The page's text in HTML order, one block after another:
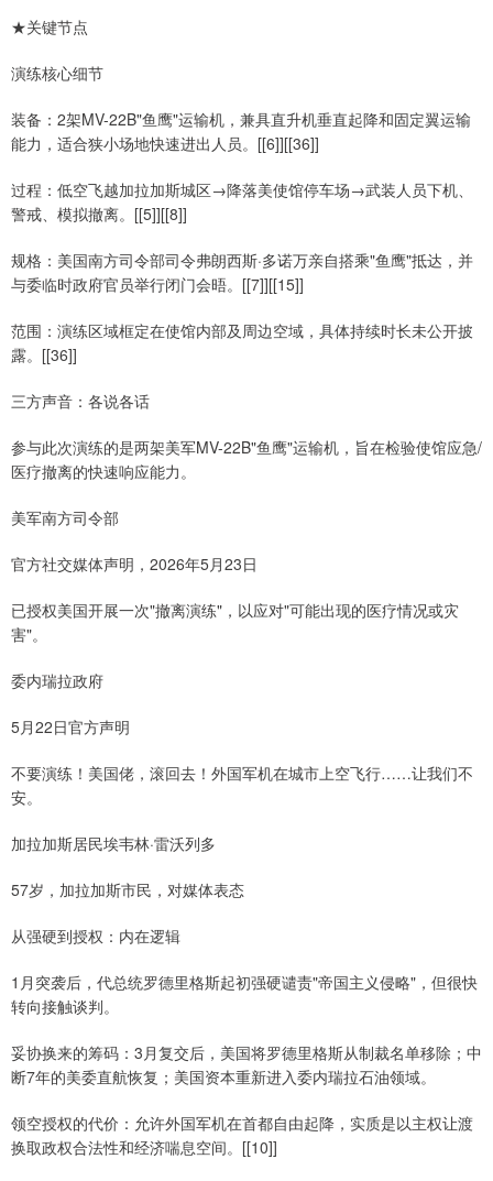
★关键节点
演练核心细节
装备：2架MV-22B"鱼鹰"运输机，兼具直升机垂直起降和固定翼运输
能力，适合狭小场地快速进出人员。[[6]][[36]]
过程：低空飞越加拉加斯城区→降落美使馆停车场→武装人员下机、
警戒、模拟撤离。[[5]][[8]]
规格：美国南方司令部司令弗朗西斯·多诺万亲自搭乘"鱼鹰"抵达，并
与委临时政府官员举行闭门会晤。[[7]][[15]]
范围：演练区域框定在使馆内部及周边空域，具体持续时长未公开披
露。[[36]]
三方声音：各说各话
参与此次演练的是两架美军MV-22B"鱼鹰"运输机，旨在检验使馆应急/
医疗撤离的快速响应能力。
美军南方司令部
官方社交媒体声明，2026年5月23日
已授权美国开展一次"撤离演练"，以应对"可能出现的医疗情况或灾
害"。
委内瑞拉政府
5月22日官方声明
不要演练！美国佬，滚回去！外国军机在城市上空飞行……让我们不
安。
加拉加斯居民埃韦林·雷沃列多
57岁，加拉加斯市民，对媒体表态
从强硬到授权：内在逻辑
1月突袭后，代总统罗德里格斯起初强硬谴责"帝国主义侵略"，但很快
转向接触谈判。
妥协换来的筹码：3月复交后，美国将罗德里格斯从制裁名单移除；中
断7年的美委直航恢复；美国资本重新进入委内瑞拉石油领域。
领空授权的代价：允许外国军机在首都自由起降，实质是以主权让渡
换取政权合法性和经济喘息空间。[[10]]